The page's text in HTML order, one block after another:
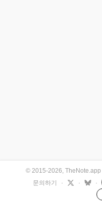
© 2015-2026, TheNote.app
문의하기
· · ·